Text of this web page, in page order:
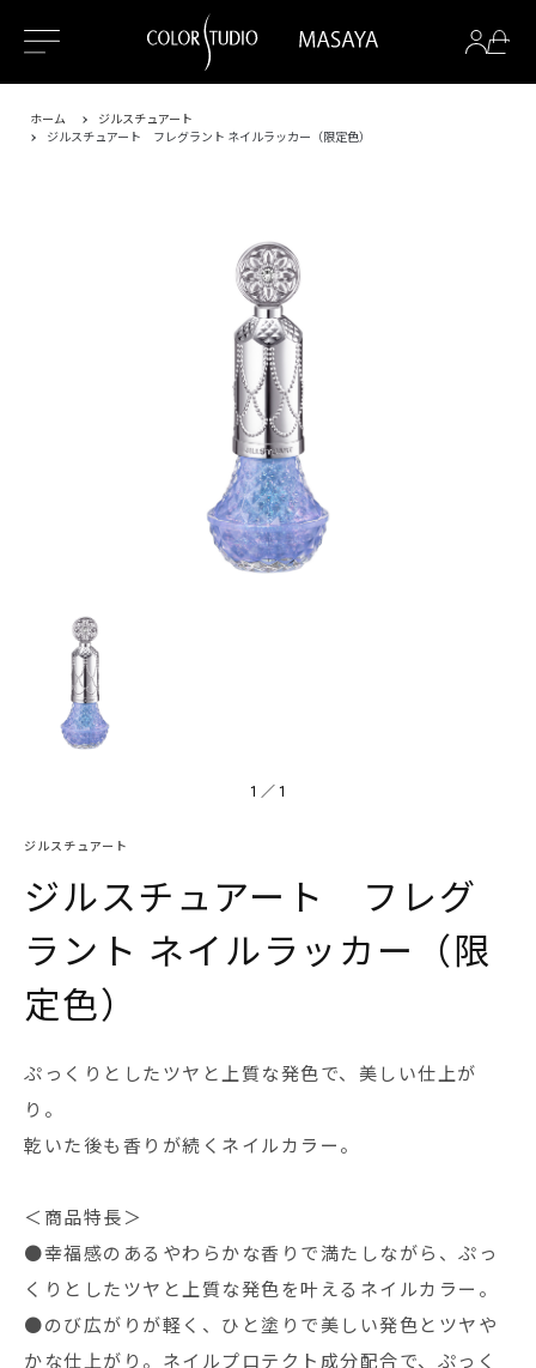
ホーム
ジルスチュアート
ジルスチュアート フレグラント ネイルラッカー（限定色）
1 ／ 1
ジルスチュアート
ジルスチュアート フレグ
ラント ネイルラッカー（限
定色）
ぷっくりとしたツヤと上質な発色で、美しい仕上が
り。
乾いた後も香りが続くネイルカラー。
＜商品特長＞
●幸福感のあるやわらかな香りで満たしながら、ぷっ
くりとしたツヤと上質な発色を叶えるネイルカラー。
●のび広がりが軽く、ひと塗りで美しい発色とツヤや
かな仕上がり。ネイルプロテクト成分配合で、ぷっく